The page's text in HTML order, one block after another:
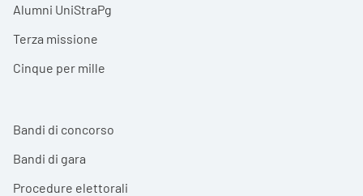
Alumni UniStraPg
Terza missione
Cinque per mille
Bandi di concorso
Bandi di gara
Procedure elettorali